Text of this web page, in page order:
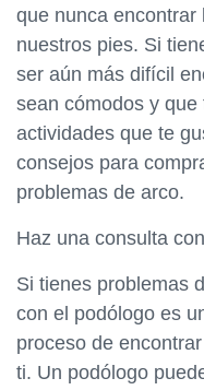
que nunca
nuestros pies. Si
ser aún más difícil
sean cómodos y
actividades que te
consejos para
problemas de arco.
Haz una consulta
Si tienes problemas
con el podólogo es
proceso de
ti. Un podólogo